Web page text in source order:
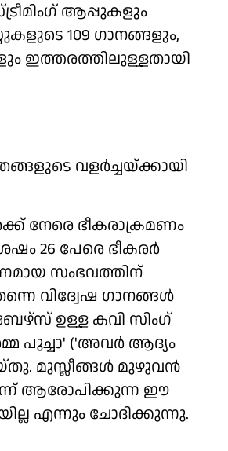
ആപ്പുകളും
109 ഗാനങ്ങളും,
ഇത്തരത്തിലുള്ളതായി
വളര്‍ച്ചയ്ക്കായി
നേരെ ഭീകരാക്രമണം
26 പേരെ ഭീകരര്‍
സംഭവത്തിന്
വിദ്വേഷ ഗാനങ്ങള്‍
ഉള്ള കവി സിംഗ്
പുച്ചാ' ('അവര്‍ ആദ്യം
മുസ്ലീങ്ങള്‍ മുഴുവന്‍
ആരോപിക്കുന്ന ഈ
എന്നും ചോദിക്കുന്നു.